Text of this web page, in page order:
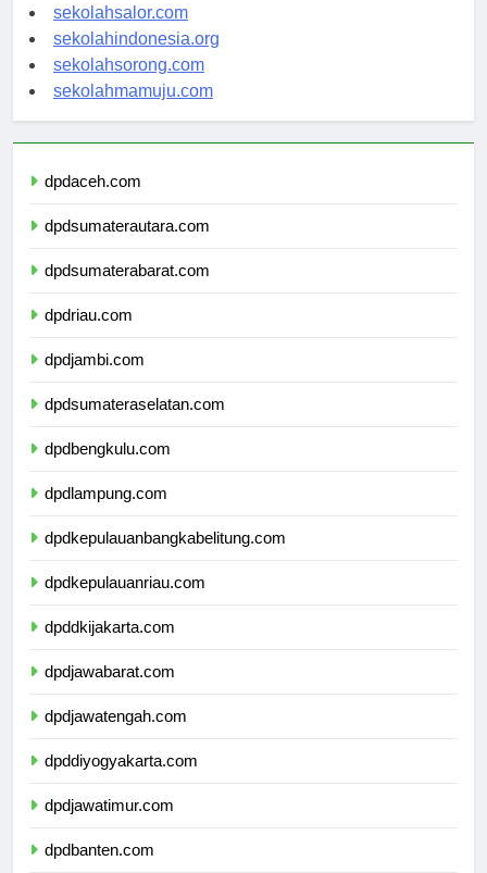
sekolahwamena.com
sekolahsalor.com
sekolahindonesia.org
sekolahsorong.com